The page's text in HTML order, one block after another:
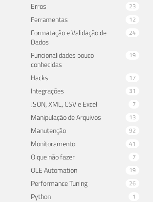
Erros 23
Ferramentas 12
Formatação e Validação de
Dados
24
Funcionalidades pouco
conhecidas
19
Hacks 17
Integrações 31
JSON, XML, CSV e Excel 7
Manipulação de Arquivos 13
Manutenção 92
Monitoramento 41
O que não fazer 7
OLE Automation 19
Performance Tuning 26
Python 1